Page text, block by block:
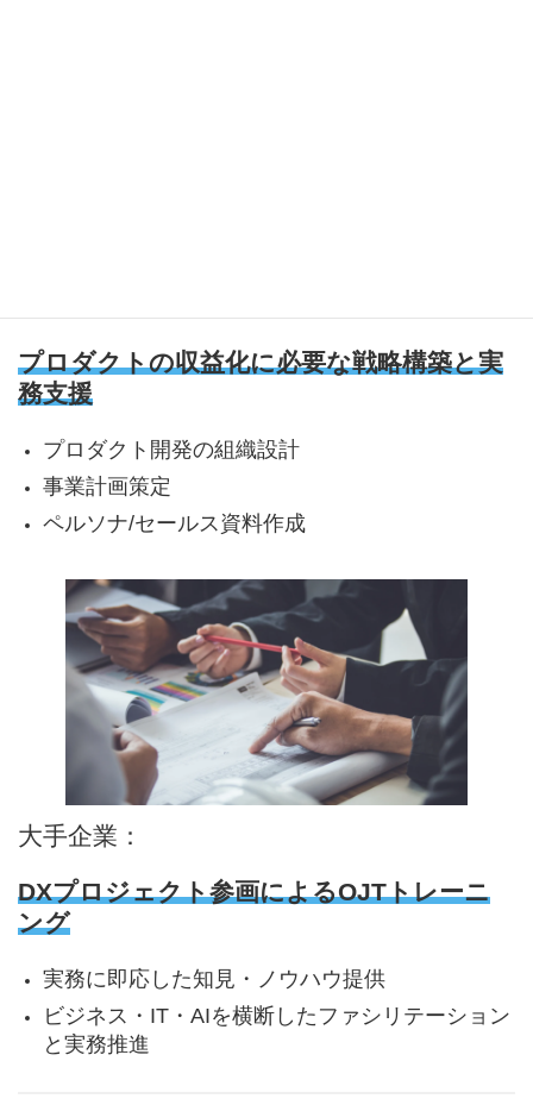
プロダクトの収益化に必要な戦略構築と実
務支援
プロダクト開発の組織設計
事業計画策定
ペルソナ/セールス資料作成
大手企業：
DXプロジェクト参画によるOJTトレーニ
ング
実務に即応した知見・ノウハウ提供
ビジネス・IT・AIを横断したファシリテーション
と実務推進